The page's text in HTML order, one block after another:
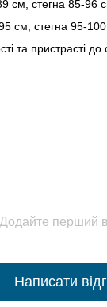
см, стегна 85-96
см, стегна 95-100
та пристрасті до
Додайте перший
Написати